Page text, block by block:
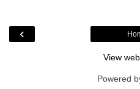
‹
View
Powered